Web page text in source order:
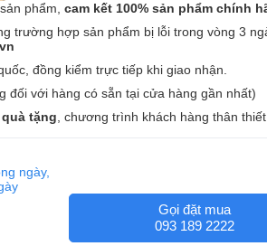
phẩm, cam kết 100% sản phẩm chính
trường hợp sản phẩm bị lỗi trong vòng 3
đồng kiểm trực tiếp khi giao nhận.
đối với hàng có sẵn tại cửa hàng gần nhất)
tặng , chương trình khách hàng thân thiết.
ngày,
Gọi đặt mua
093 189 2222